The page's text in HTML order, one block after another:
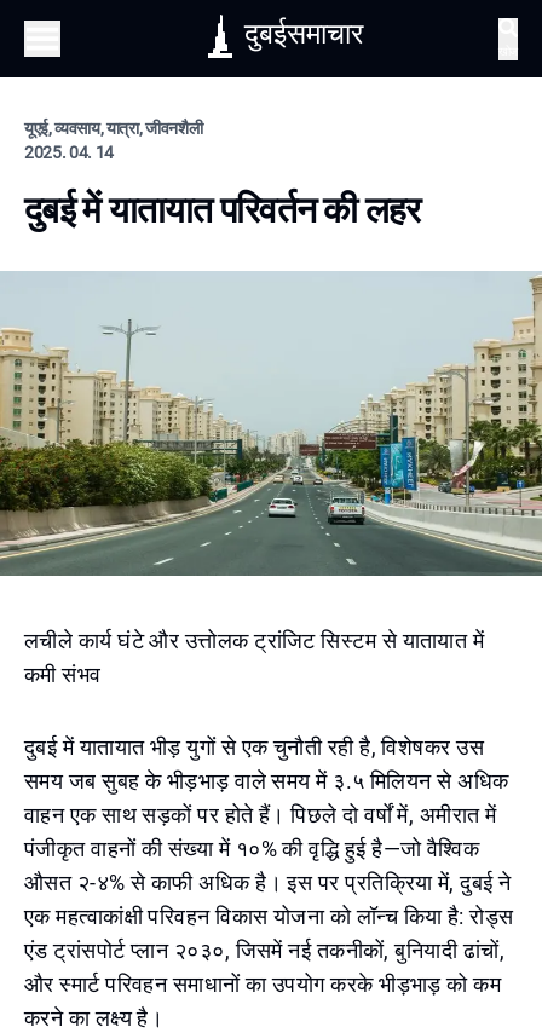
दुबईसमाचार
यूएई, व्यवसाय, यात्रा, जीवनशैली
2025. 04. 14
दुबई में यातायात परिवर्तन की लहर
लचीले कार्य घंटे और उत्तोलक ट्रांजिट सिस्टम से यातायात में
कमी संभव
दुबई में यातायात भीड़ युगों से एक चुनौती रही है, विशेषकर उस
समय जब सुबह के भीड़भाड़ वाले समय में ३.५ मिलियन से अधिक
वाहन एक साथ सड़कों पर होते हैं। पिछले दो वर्षों में, अमीरात में
पंजीकृत वाहनों की संख्या में १०% की वृद्धि हुई है—जो वैश्विक
औसत २-४% से काफी अधिक है। इस पर प्रतिक्रिया में, दुबई ने
एक महत्वाकांक्षी परिवहन विकास योजना को लॉन्च किया है: रोड्स
एंड ट्रांसपोर्ट प्लान २०३०, जिसमें नई तकनीकों, बुनियादी ढांचों,
और स्मार्ट परिवहन समाधानों का उपयोग करके भीड़भाड़ को कम
करने का लक्ष्य है।